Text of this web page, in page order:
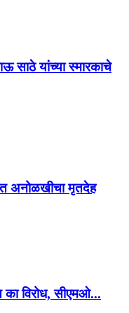
साठे यांच्या स्मारकाचे
अनोळखीचा मृतदेह
का विरोध, सीएमओ...